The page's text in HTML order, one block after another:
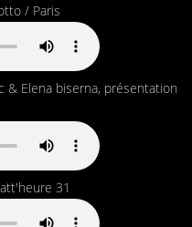
/ Paris
& Elena biserna, présentation
31